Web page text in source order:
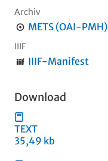
Archiv
METS (OAI-PMH)
IIIF
IIIF-Manifest
Download
TEXT
35,49 kb